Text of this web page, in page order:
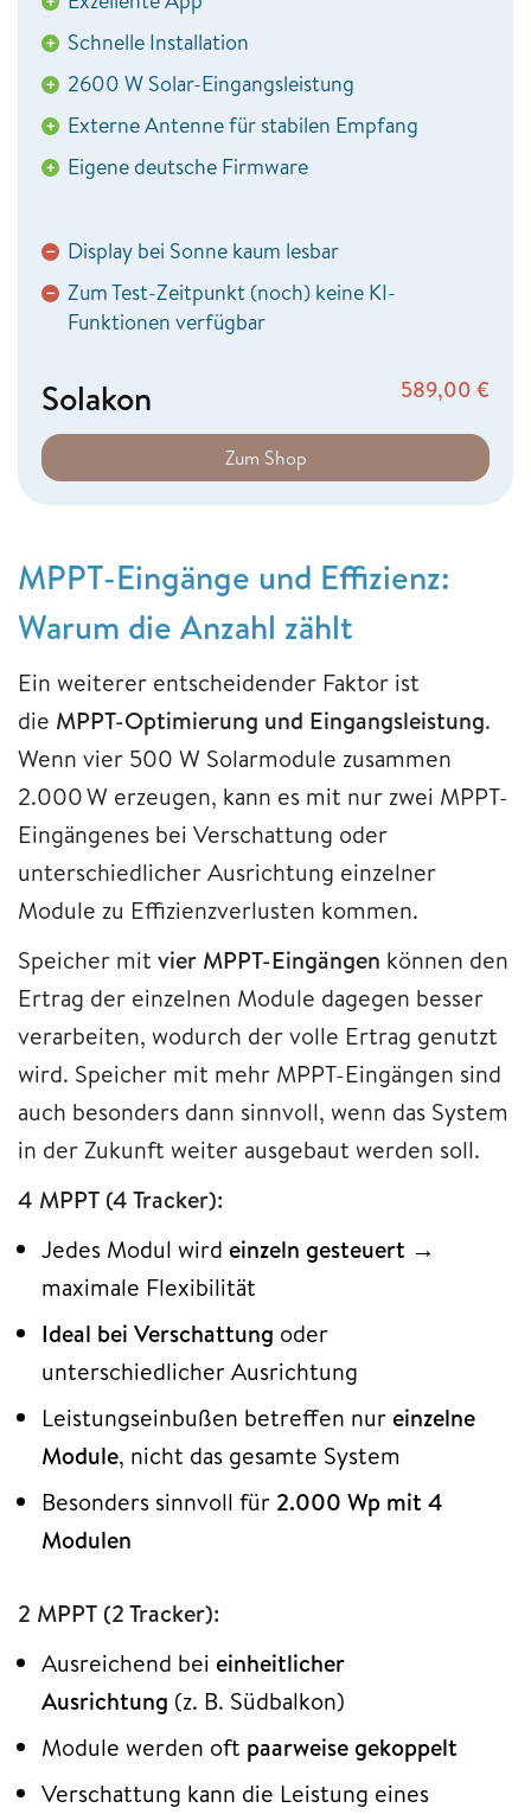
+ Schnelle Installation
+ 2600 W Solar-Eingangsleistung
+ Externe Antenne für stabilen Empfang
+ Eigene deutsche Firmware
− Display bei Sonne kaum lesbar
− Zum Test-Zeitpunkt (noch) keine KI-
Funktionen verfügbar
Solakon 589,00 €
Zum Shop
MPPT-Eingänge und Effizienz:
Warum die Anzahl zählt
Ein weiterer entscheidender Faktor ist
die MPPT-Optimierung und Eingangsleistung.
Wenn vier 500 W Solarmodule zusammen
2.000 W erzeugen, kann es mit nur zwei MPPT-
Eingängenes bei Verschattung oder
unterschiedlicher Ausrichtung einzelner
Module zu Effizienzverlusten kommen.
Speicher mit vier MPPT-Eingängen können den
Ertrag der einzelnen Module dagegen besser
verarbeiten, wodurch der volle Ertrag genutzt
wird. Speicher mit mehr MPPT-Eingängen sind
auch besonders dann sinnvoll, wenn das System
in der Zukunft weiter ausgebaut werden soll.
4 MPPT (4 Tracker):
Jedes Modul wird einzeln gesteuert →
maximale Flexibilität
Ideal bei Verschattung oder
unterschiedlicher Ausrichtung
Leistungseinbußen betreffen nureinzelne
Module, nicht das gesamte System
Besonders sinnvoll für 2.000 Wp mit 4
Modulen
2 MPPT (2 Tracker):
Ausreichend bei einheitlicher
Ausrichtung (z. B. Südbalkon)
Module werden oft paarweise gekoppelt
Verschattung kann die Leistung eines